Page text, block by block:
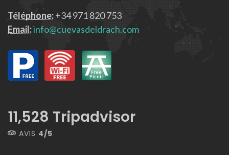
Téléphone:+34 971 820 753
Email:info@cuevasdeldrach.com
13,267 Tripadvisor
AVIS 4/5